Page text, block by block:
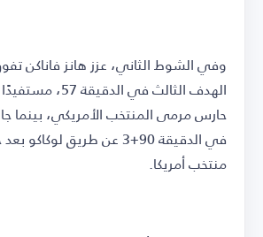
وفي الشوط الثاني، عزز هانز فاناكن
الهدف الثالث في
حارس مرمى المنتخب الأمريكي، بينما
في الدقيقة 90+3 عن طريق
منتخب أمريكا.